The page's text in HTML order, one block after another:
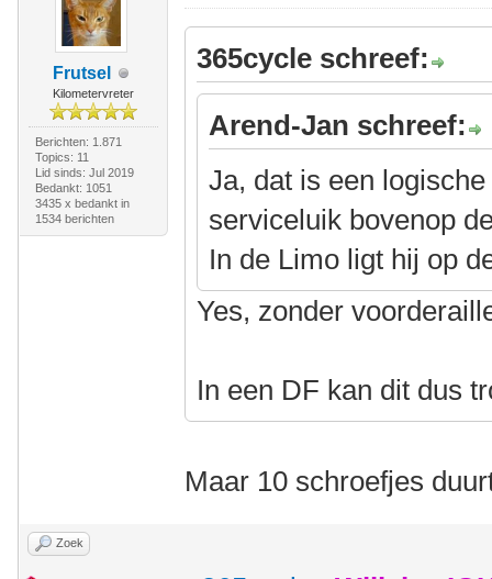
Frutsel
Kilometervreter
Berichten: 1.871
Topics: 11
Lid sinds: Jul 2019
Bedankt: 1051
3435 x bedankt in
1534 berichten
365cycle schreef:
Arend-Jan schreef:
Ja, dat is een
serviceluik bovenop
In de Limo ligt hij op
Yes, zonder
In een DF kan dit dus
Maar 10 schroefjes
Zoek